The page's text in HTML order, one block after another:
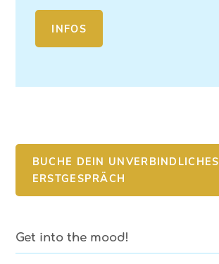
INFOS
BUCHE DEIN UNVERBINDLICHES
ERSTGESPRÄCH
Get into the mood!